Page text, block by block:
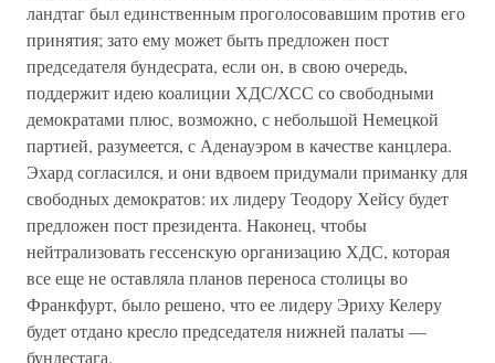
ландтаг был единственным проголосовавшим против его
принятия; зато ему может быть предложен пост
председателя бундесрата, если он, в свою очередь,
поддержит идею коалиции ХДС/ХСС со свободными
демократами плюс, возможно, с небольшой Немецкой
партией, разумеется, с Аденауэром в качестве канцлера.
Эхард согласился, и они вдвоем придумали приманку для
свободных демократов: их лидеру Теодору Хейсу будет
предложен пост президента. Наконец, чтобы
нейтрализовать гессенскую организацию ХДС, которая
все еще не оставляла планов переноса столицы во
Франкфурт, было решено, что ее лидеру Эриху Келеру
будет отдано кресло председателя нижней палаты —
бундестага.